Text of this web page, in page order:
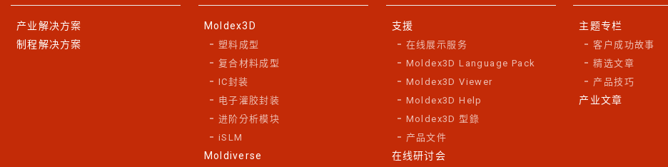
产业解决方案
制程解决方案
Moldex3D
塑料成型
复合材料成型
IC封装
电子灌胶封装
进阶分析模块
iSLM
Moldiverse
支援
在线展示服务
Moldex3D Language Pack
Moldex3D Viewer
Moldex3D Help
Moldex3D 型錄
产品文件
在线研讨会
主题专栏
客户成功故事
精选文章
产品技巧
产业文章